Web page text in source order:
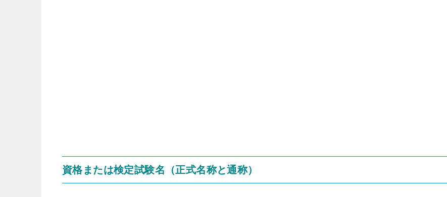
資格または検定試験名（正式名称と通称）